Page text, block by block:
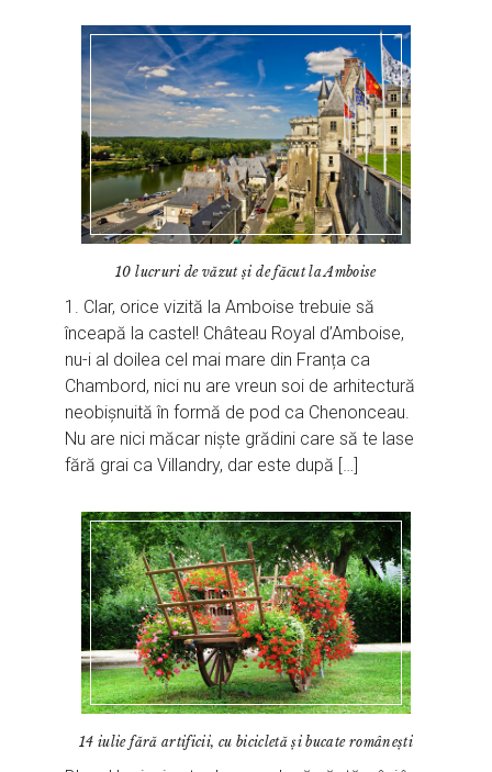
10 lucruri de văzut și de făcut la Amboise
1. Clar, orice vizită la Amboise trebuie să
înceapă la castel! Château Royal d’Amboise,
nu-i al doilea cel mai mare din Franța ca
Chambord, nici nu are vreun soi de arhitectură
neobișnuită în formă de pod ca Chenonceau.
Nu are nici măcar niște grădini care să te lase
fără grai ca Villandry, dar este după […]
14 iulie fără artificii, cu bicicletă și bucate românești